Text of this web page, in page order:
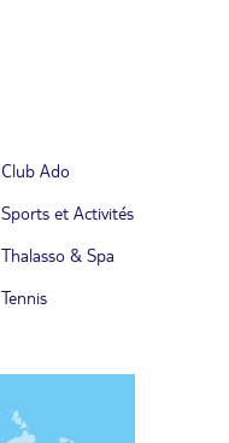
Club Ado
Sports et Activités
Thalasso & Spa
Tennis